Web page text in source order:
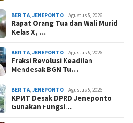
BERITA ,JENEPONTO Agustus 5, 2026
Rapat Orang Tua dan Wali Murid
Kelas X, …
BERITA ,JENEPONTO Agustus 5, 2026
Fraksi Revolusi Keadilan
Mendesak BGN Tu…
BERITA ,JENEPONTO Agustus 5, 2026
KPMT Desak DPRD Jeneponto
Gunakan Fungsi…